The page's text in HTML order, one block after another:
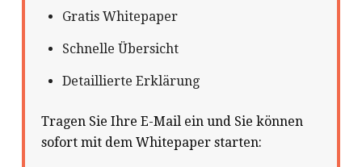
Gratis Whitepaper
Schnelle Übersicht
Detaillierte Erklärung
Tragen Sie Ihre E-Mail ein und Sie können
sofort mit dem Whitepaper starten: